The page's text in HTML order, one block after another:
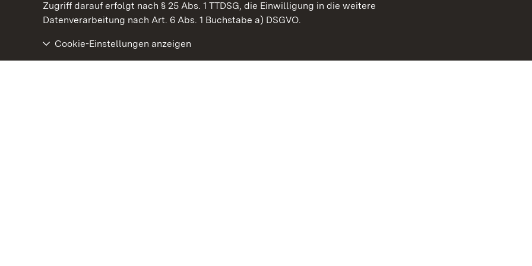
Zugriff darauf erfolgt nach § 25 Abs. 1 TTDSG, die Einwilligung in die weitere
Datenverarbeitung nach Art. 6 Abs. 1 Buchstabe a) DSGVO.
Cookie-Einstellungen anzeigen
Kommen. Staunen. Genießen.